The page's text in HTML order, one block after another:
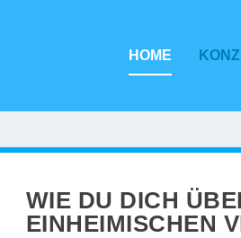
HOME
WIE DU DICH
EINHEIMISCHEN